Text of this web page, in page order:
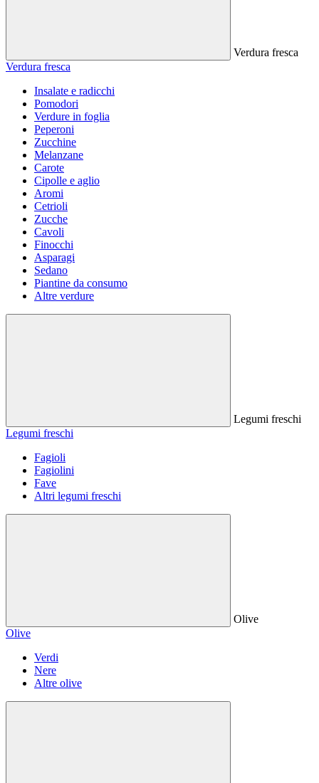
Verdura fresca
Verdura fresca
Insalate e radicchi
Pomodori
Verdure in foglia
Peperoni
Zucchine
Melanzane
Carote
Cipolle e aglio
Aromi
Cetrioli
Zucche
Cavoli
Finocchi
Asparagi
Sedano
Piantine da consumo
Altre verdure
Legumi freschi
Legumi freschi
Fagioli
Fagiolini
Fave
Altri legumi freschi
Olive
Olive
Verdi
Nere
Altre olive